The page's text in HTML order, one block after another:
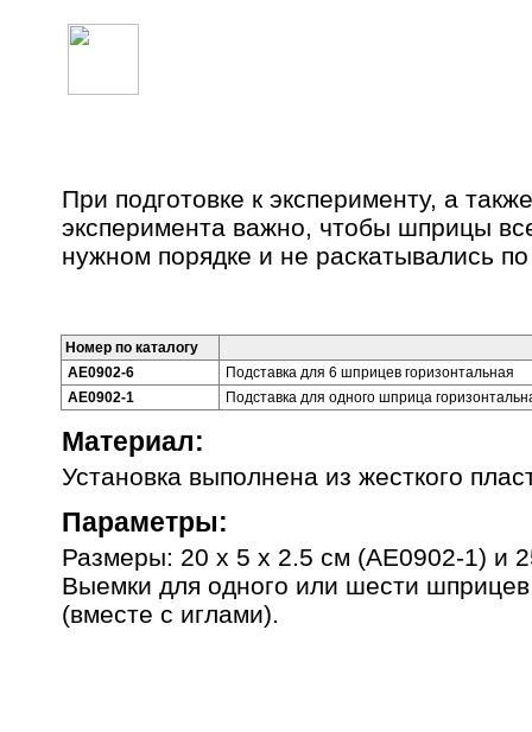
При подготовке к эксперименту, а
эксперимента важно, чтобы шприцы
нужном порядке и не раскатывались по
Номер по каталогу
AE0902-6
Подставка для 6 шприцев горизонтальная
AE0902-1
Подставка для одного шприца
Материал:
Установка выполнена из жесткого
Параметры:
Размеры: 20 х 5 х 2.5 см (AE0902-1) и
Выемки для одного или шести
(вместе с иглами).